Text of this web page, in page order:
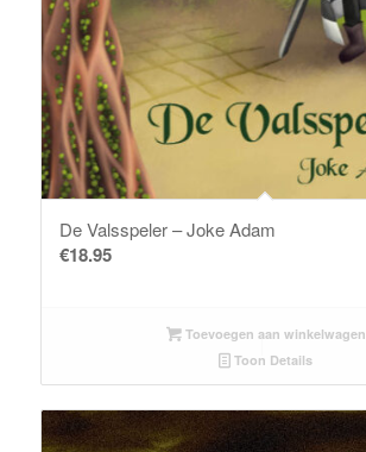
De Valsspeler – Joke Adam
€18.95
Toevoegen aan winkelwagen
Toon Details